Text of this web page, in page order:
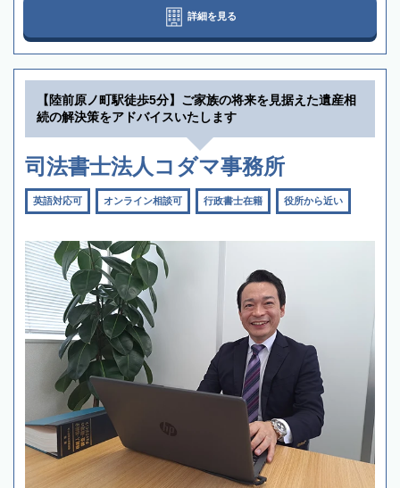
詳細を見る
【陸前原ノ町駅徒歩5分】ご家族の将来を見据えた遺産相
続の解決策をアドバイスいたします
司法書士法人コダマ事務所
英語対応可 オンライン相談可 行政書士在籍 役所から近い